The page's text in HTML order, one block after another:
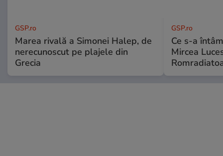
GSP.ro
Marea rivală a Simonei Halep, de
nerecunoscut pe plajele din
Grecia
GSP.ro
Ce s-a
Mircea